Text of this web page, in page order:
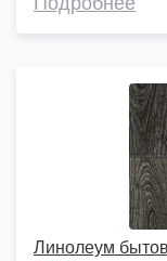
Линолеум